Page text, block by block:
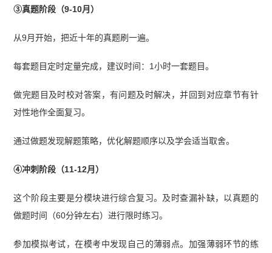
③真题阶段（9-10月）
从9月开始，把近十年的真题刷一遍。
每套题目定时定量完成，建议时间：1小时一套题目。
做完题目及时校对答案，有问题及时解决，并回到对应章节有针
对性地作全面复习。
通过做题发现解题策略，优化解题顺序以及学会适当取舍。
④冲刺阶段（11-12月）
这个阶段主要是分模块进行综合复习。及时查漏补缺，以真题的
做题时间（60分钟左右）进行限时练习。
参加模拟考试，在模考中发现自己的薄弱点。加强薄弱环节的练